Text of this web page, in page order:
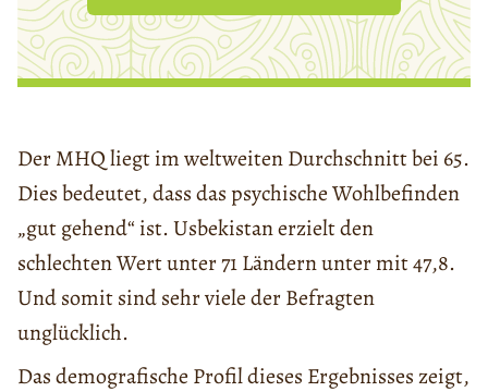
Der MHQ liegt im weltweiten Durchschnitt bei 65.
Dies bedeutet, dass das psychische Wohlbefinden
„gut gehend“ ist. Usbekistan erzielt den
schlechten Wert unter 71 Ländern unter mit 47,8.
Und somit sind sehr viele der Befragten
unglücklich.
Das demografische Profil dieses Ergebnisses zeigt,